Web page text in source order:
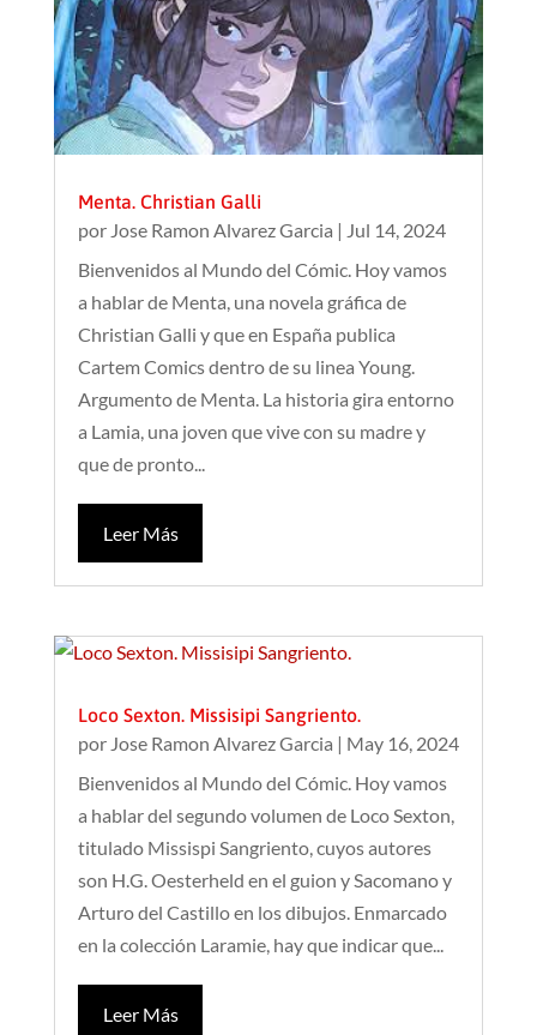
Menta. Christian Galli
por Jose Ramon Alvarez Garcia | Jul 14, 2024
Bienvenidos al Mundo del Cómic. Hoy vamos
a hablar de Menta, una novela gráfica de
Christian Galli y que en España publica
Cartem Comics dentro de su linea Young.
Argumento de Menta. La historia gira entorno
a Lamia, una joven que vive con su madre y
que de pronto...
Leer Más
Loco Sexton. Missisipi Sangriento.
por Jose Ramon Alvarez Garcia | May 16, 2024
Bienvenidos al Mundo del Cómic. Hoy vamos
a hablar del segundo volumen de Loco Sexton,
titulado Missispi Sangriento, cuyos autores
son H.G. Oesterheld en el guion y Sacomano y
Arturo del Castillo en los dibujos. Enmarcado
en la colección Laramie, hay que indicar que...
Leer Más